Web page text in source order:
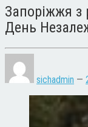
Запоріжжя з
День
sichadmin —